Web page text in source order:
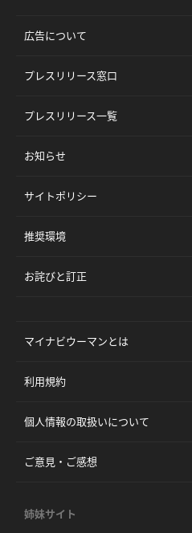
広告について
プレスリリース窓口
プレスリリース一覧
お知らせ
サイトポリシー
推奨環境
お詫びと訂正
マイナビウーマンとは
利用規約
個人情報の取扱いについて
ご意見・ご感想
姉妹サイト